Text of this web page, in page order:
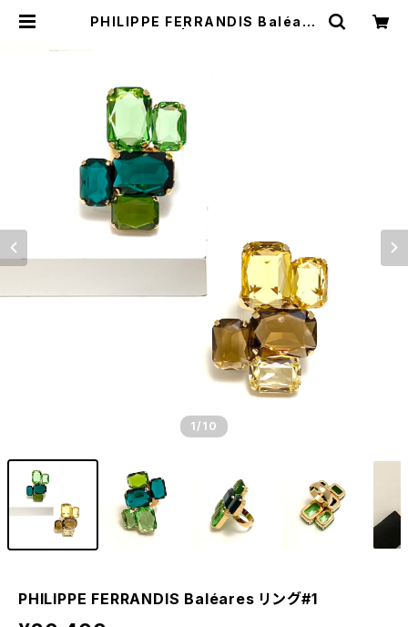
PHILIPPE FERRANDIS Baléare
1 /10
PHILIPPE FERRANDIS Baléares リング#1